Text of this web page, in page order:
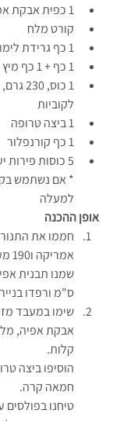
1 כפית אבקת אפיה
קורט מלח
1 כף גרידת לימון מלימון אחד
1 כף + 1 כף מיץ לימון
1
לקוביות
1 ביצה טרופה
1 כף קורנפלור
5 כוסות פירות יער טריים או קפואים.
* אם נשתמש
למעלה
אופן ההכנה
אמריקה ו190 מעלות ישראל.
ס"מ ורפדו
אבקת אפיה,
קלות.
הוסיפו ביצה
חמאה קרה.
טיחנו